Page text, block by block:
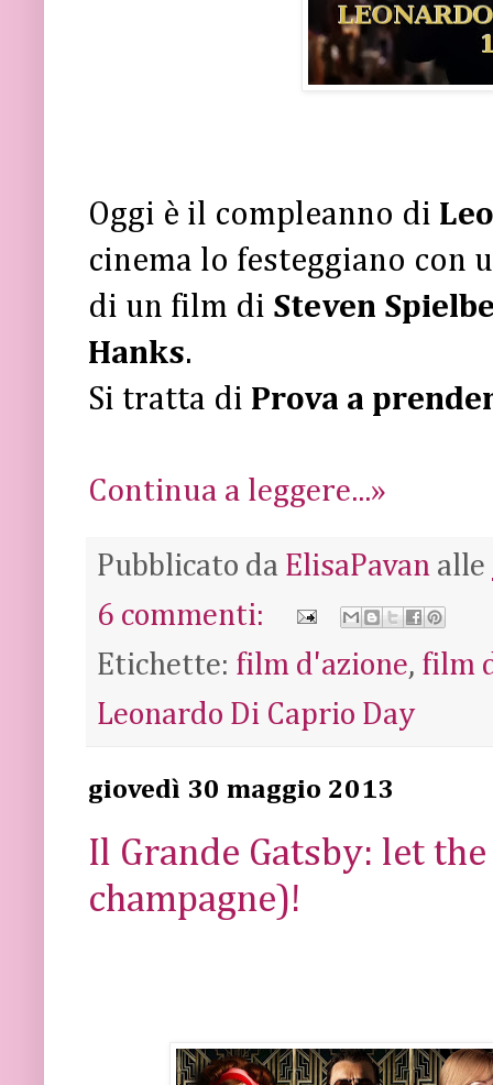
Oggi è il compleanno di
cinema lo festeggiano con
di un film di Steven
Hanks.
Si tratta di Prova a
Continua a leggere...»
Pubblicato da ElisaPavan alle
6 commenti:
Etichette: film d'azione, film
Leonardo Di Caprio Day
giovedì 30 maggio 2013
Il Grande Gatsby: let
champagne)!